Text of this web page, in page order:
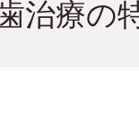
治療の